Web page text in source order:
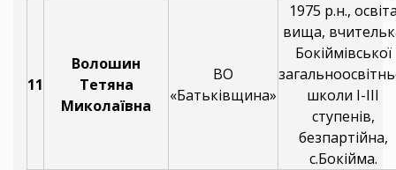
11
Волошин
Тетяна
Миколаївна
ВО
«Батьківщина»
1975 р.н.,
вища,
Бокіймівської
школи І-ІІІ
ступенів,
безпартійна,
с.Бокійма.